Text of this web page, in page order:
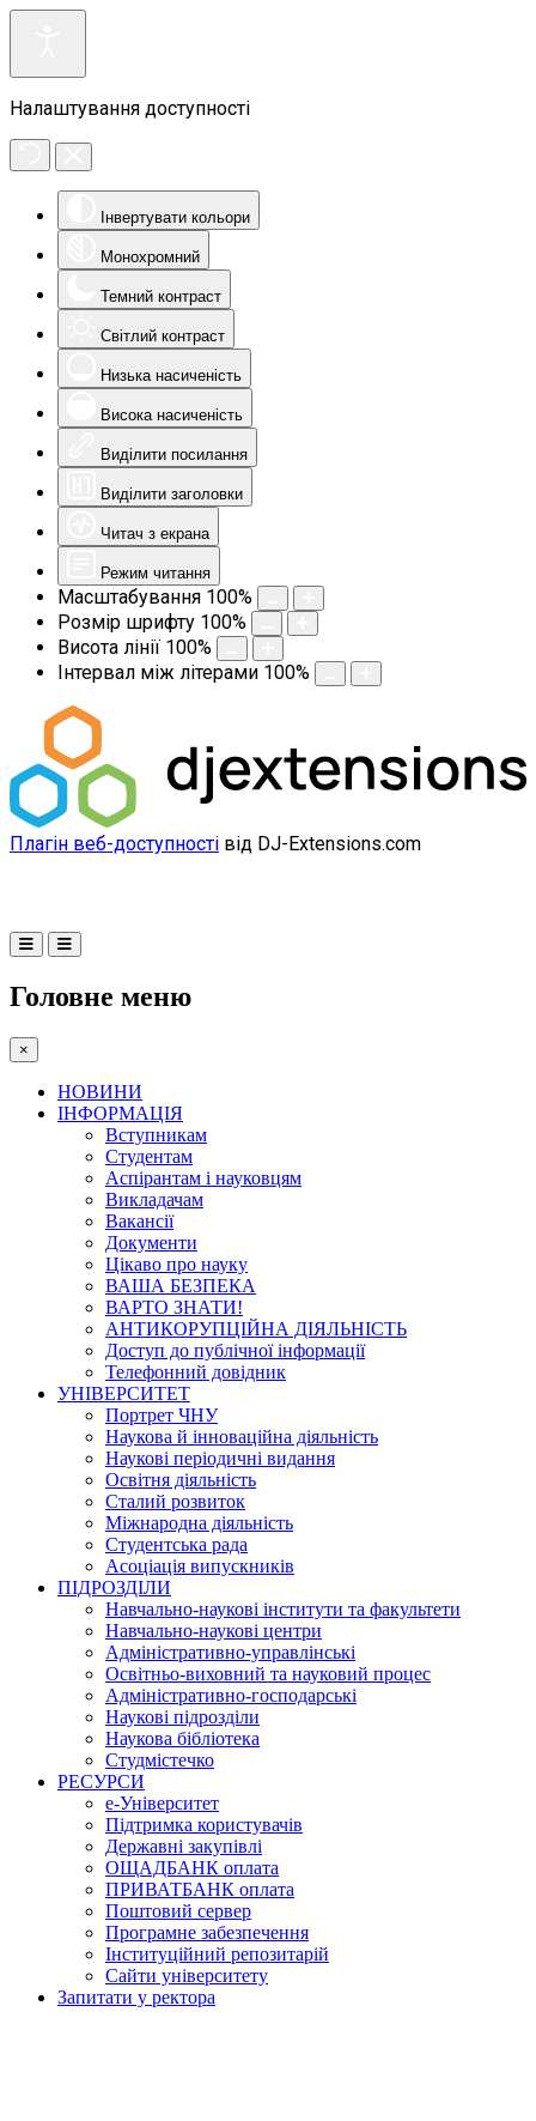
Налаштування доступності
Інвертувати кольори
Монохромний
Темний контраст
Світлий контраст
Низька насиченість
Висока насиченість
Виділити посилання
Виділити заголовки
Читач з екрана
Режим читання
Масштабування 100%
Розмір шрифту 100%
Висота лінії 100%
Інтервал між літерами 100%
Плагін веб-доступності від DJ-Extensions.com
Головне меню
×
НОВИНИ
ІНФОРМАЦІЯ
Вступникам
Студентам
Аспірантам і науковцям
Викладачам
Вакансії
Документи
Цікаво про науку
ВАША БЕЗПЕКА
ВАРТО ЗНАТИ!
АНТИКОРУПЦІЙНА ДІЯЛЬНІСТЬ
Доступ до публічної інформації
Телефонний довідник
УНІВЕРСИТЕТ
Портрет ЧНУ
Наукова й інноваційна діяльність
Наукові періодичні видання
Освітня діяльність
Сталий розвиток
Міжнародна діяльність
Студентська рада
Асоціація випускників
ПІДРОЗДІЛИ
Навчально-наукові інститути та факультети
Навчально-наукові центри
Адміністративно-управлінські
Освітньо-виховний та науковий процес
Адміністративно-господарські
Наукові підрозділи
Наукова бібліотека
Студмістечко
РЕСУРСИ
е-Університет
Підтримка користувачів
Державні закупівлі
ОЩАДБАНК оплата
ПРИВАТБАНК оплата
Поштовий сервер
Програмне забезпечення
Інституційний репозитарій
Сайти університету
Запитати у ректора